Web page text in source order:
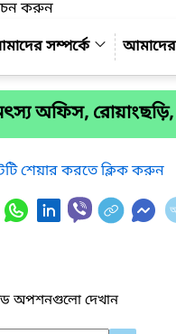
করুন
সম্পর্কে
আমাদের
অফিস, রোয়াংছড়ি,
শেয়ার করতে ক্লিক করুন
অপশনগুলো দেখান